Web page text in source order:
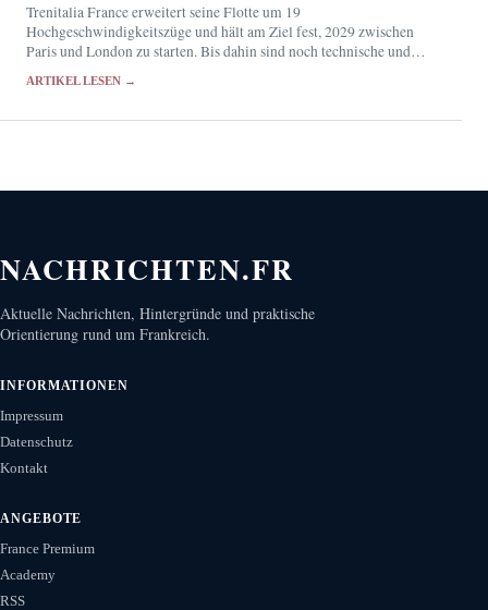
Trenitalia France erweitert seine Flotte um 19
Hochgeschwindigkeitszüge und hält am Ziel fest, 2029 zwischen
Paris und London zu starten. Bis dahin sind noch technische und
ARTIKEL LESEN →
NACHRICHTEN.FR
Aktuelle Nachrichten, Hintergründe und praktische
Orientierung rund um Frankreich.
INFORMATIONEN
Impressum
Datenschutz
Kontakt
ANGEBOTE
France Premium
Academy
RSS